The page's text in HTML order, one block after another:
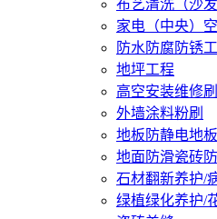
布艺清洗（沙
家电（中央）
防水防腐防锈
地坪工程
高空安装维修
外墙涂料粉刷
地板防静电地
地面防滑瓷砖
石材翻新养护/
绿植绿化养护/